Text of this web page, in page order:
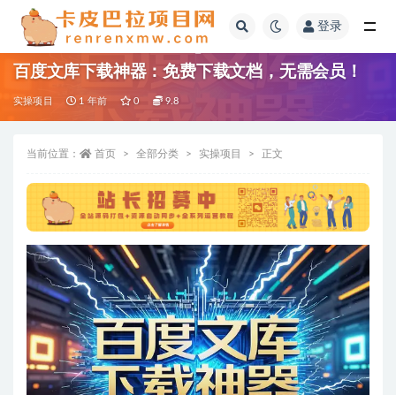
登录
百度文库下载神器：免费下载文档，无需会员！
实操项目 1 年前 0 9.8
当前位置： 首页 全部分类 实操项目 正文
全部